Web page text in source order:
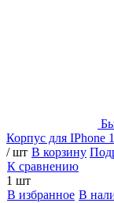
Корпус для IPhone
/ шт В корзину
К сравнению
1 шт
В избранное В